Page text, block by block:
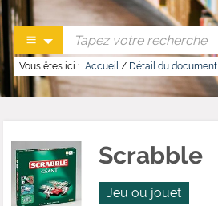
Vous êtes ici : Accueil / Détail du document
Scrabble
Jeu ou jouet